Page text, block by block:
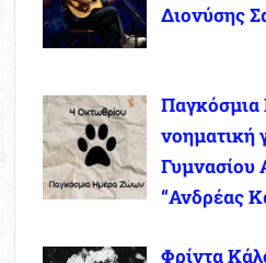
Διονύσης
νοηματική
Γυμνασίου
“Ανδρέας
Φρίντα